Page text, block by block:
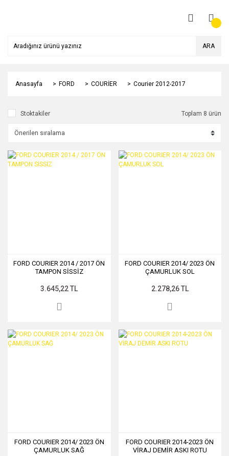
ARA
Anasayfa FORD COURİER Courier 2012-2017
Stoktakiler Toplam 8 ürün
FORD COURIER 2014 / 2017 ÖN
TAMPON SİSSİZ
3.645,22 TL
FORD COURIER 2014/ 2023 ÖN
ÇAMURLUK SOL
2.278,26 TL
FORD COURIER 2014/ 2023 ÖN
ÇAMURLUK SAĞ
FORD COURIER 2014-2023 ÖN
VİRAJ DEMİR ASKI ROTU